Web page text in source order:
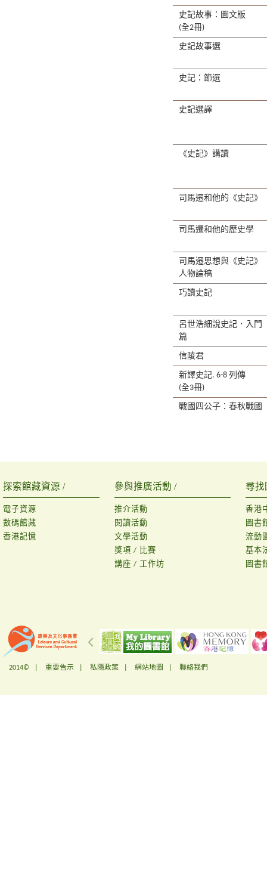
史記故事：圖文版
(全2冊)
史記故事選
史記：節選
史記選譯
《史記》講讀
司馬遷和他的《史記》
司馬遷和他的歷史學
司馬遷思想與《史記》
人物論稿
巧讀史記
呂世浩細說史記．入門
篇
信陵君
新譯史記. 6-8 列傳
(全3冊)
戰國四公子：春秋戰國
探索館藏資源 /
電子資源
數碼館藏
香港記憶
參與推廣活動 /
推介活動
閱讀活動
文學活動
獎項 / 比賽
講座 / 工作坊
尋找
香港
圖書
流動
基本
圖書
2014© | 重要告示 私隱政策 網站地圖 聯絡我們